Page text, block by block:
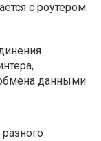
с роутером.
данными